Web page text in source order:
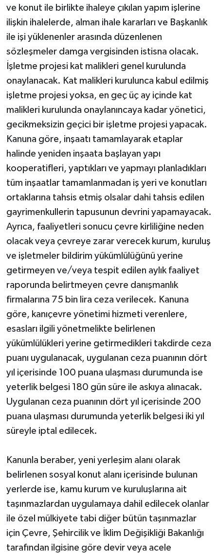
ve konut ile birlikte ihaleye çıkılan yapım işlerine
ilişkin ihalelerde, alman ihale kararları ve Başkanlık
ile işi yüklenenler arasında düzenlenen
sözleşmeler damga vergisinden istisna olacak.
İşletme projesi kat malikleri genel kurulunda
onaylanacak. Kat malikleri kurulunca kabul edilmiş
işletme projesi yoksa, en geç üç ay içinde kat
malikleri kurulunda onaylanıncaya kadar yönetici,
gecikmeksizin geçici bir işletme projesi yapacak.
Kanuna göre, inşaatı tamamlayarak etaplar
halinde yeniden inşaata başlayan yapı
kooperatifleri, yaptıkları ve yapmayı planladıkları
tüm inşaatlar tamamlanmadan iş yeri ve konutları
ortaklarına tahsis etmiş olsalar dahi tahsis edilen
gayrimenkullerin tapusunun devrini yapamayacak.
Ayrıca, faaliyetleri sonucu çevre kirliliğine neden
olacak veya çevreye zarar verecek kurum, kuruluş
ve işletmeler bildirim yükümlülüğünü yerine
getirmeyen ve/veya tespit edilen aylık faaliyet
raporunda belirtmeyen çevre danışmanlık
firmalarına 75 bin lira ceza verilecek. Kanuna
göre, kanıçevre yönetimi hizmeti verenlere,
esasları ilgili yönetmelikte belirlenen
yükümlülükleri yerine getirmedikleri takdirde ceza
puanı uygulanacak, uygulanan ceza puanının dört
yıl içerisinde 100 puana ulaşması durumunda ise
yeterlik belgesi 180 gün süre ile askıya alınacak.
Uygulanan ceza puanının dört yıl içerisinde 200
puana ulaşması durumunda yeterlik belgesi iki yıl
süreyle iptal edilecek.
Kanunla beraber, yeni yerleşim alanı olarak
belirlenen sosyal konut alanı içerisinde bulunan
yerlerde ise, kamu kurum ve kuruluşlarına ait
taşınmazlardan uygulamaya dahil edilecek olanlar
ile özel mülkiyete tabi diğer bütün taşınmazlar
için Çevre, Şehircilik ve İklim Değişikliği Bakanlığı
tarafından ilgisine göre devir veya acele